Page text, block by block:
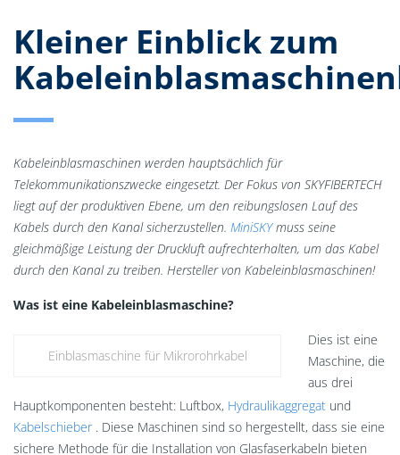
Kleiner Einblick zum
Kabeleinblasmaschinen werden hauptsächlich für
Telekommunikationszwecke eingesetzt. Der Fokus von SKYFIBERTECH
liegt auf der produktiven Ebene, um den reibungslosen Lauf des
Kabels durch den Kanal sicherzustellen. MiniSKYmuss seine
gleichmäßige Leistung der Druckluft aufrechterhalten, um das Kabel
durch den Kanal zu treiben. Hersteller von Kabeleinblasmaschinen!
Was ist eine Kabeleinblasmaschine?
Einblasmaschine für Mikrorohrkabel
Dies ist eine
Maschine, die
aus drei
Hauptkomponenten besteht: Luftbox, Hydraulikaggregat und
Kabelschieber. Diese Maschinen sind so hergestellt, dass sie eine
sichere Methode für die Installation von Glasfaserkabeln bieten